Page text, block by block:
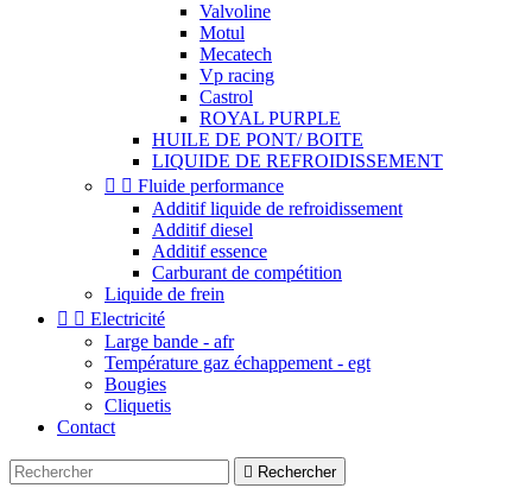
Valvoline
Motul
Mecatech
Vp racing
Castrol
ROYAL PURPLE
HUILE DE PONT/ BOITE
LIQUIDE DE REFROIDISSEMENT
  Fluide performance
Additif liquide de refroidissement
Additif diesel
Additif essence
Carburant de compétition
Liquide de frein
  Electricité
Large bande - afr
Température gaz échappement - egt
Bougies
Cliquetis
Contact
 Rechercher